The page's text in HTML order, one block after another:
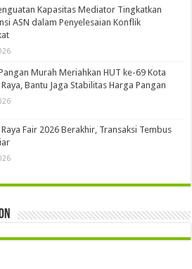
Kapasitas Mediator Tingkatkan
ASN dalam Penyelesaian Konflik
Murah Meriahkan HUT ke-69 Kota
Bantu Jaga Stabilitas Harga Pangan
Fair 2026 Berakhir, Transaksi Tembus